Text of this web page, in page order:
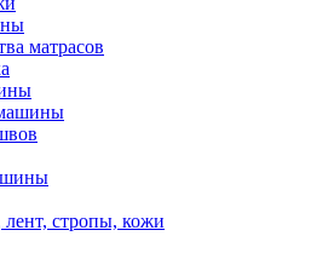
матрасов
лент, стропы, кожи